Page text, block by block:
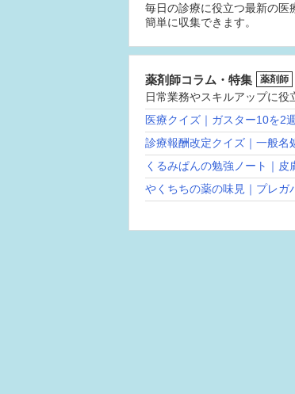
毎日の診療に役立つ最新の医
簡単に収集できます。
薬剤師コラム・特集 薬剤師
日常業務やスキルアップに役
医療クイズ｜ガスター10を2
診療報酬改定クイズ｜一般名
くるみぱんの勉強ノート｜
やくちちの薬の味見｜プレガ